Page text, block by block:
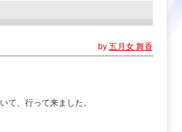
by 五月女 舞香
て、行って来ました。